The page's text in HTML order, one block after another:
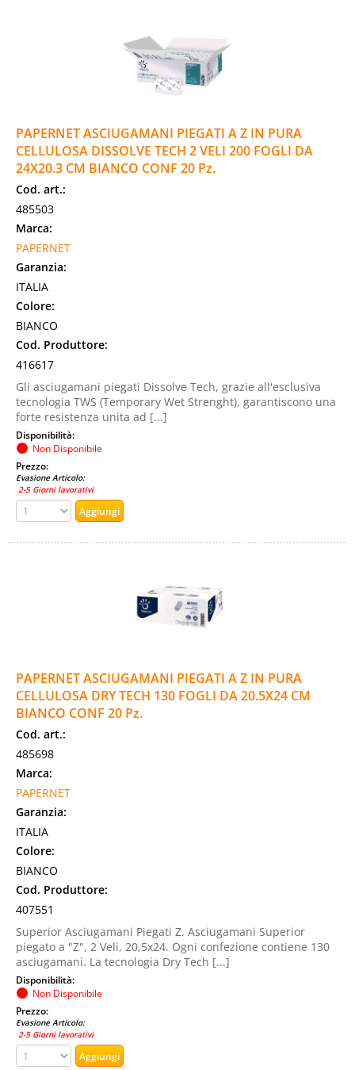
PAPERNET ASCIUGAMANI PIEGATI A Z IN PURA
CELLULOSA DISSOLVE TECH 2 VELI 200 FOGLI DA
24X20.3 CM BIANCO CONF 20 Pz.
Cod. art.:
485503
Marca:
PAPERNET
Garanzia:
ITALIA
Colore:
BIANCO
Cod. Produttore:
416617
Gli asciugamani piegati Dissolve Tech, grazie all'esclusiva
tecnologia TWS (Temporary Wet Strenght), garantiscono una
forte resistenza unita ad [...]
Disponibilità:
Non Disponibile
Prezzo:
Evasione Articolo:
2-5 Giorni lavorativi
PAPERNET ASCIUGAMANI PIEGATI A Z IN PURA
CELLULOSA DRY TECH 130 FOGLI DA 20.5X24 CM
BIANCO CONF 20 Pz.
Cod. art.:
485698
Marca:
PAPERNET
Garanzia:
ITALIA
Colore:
BIANCO
Cod. Produttore:
407551
Superior Asciugamani Piegati Z. Asciugamani Superior
piegato a "Z", 2 Veli, 20,5x24. Ogni confezione contiene 130
asciugamani. La tecnologia Dry Tech [...]
Disponibilità:
Non Disponibile
Prezzo:
Evasione Articolo:
2-5 Giorni lavorativi